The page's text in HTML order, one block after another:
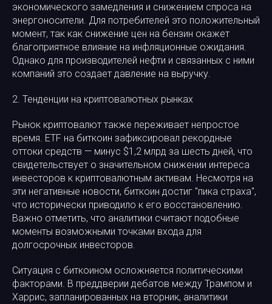
экономического замедления и снижением спроса на
энергоносители. Для потребителей это положительный
момент, так как снижение цен на бензин окажет
благоприятное влияние на инфляционные ожидания.
Однако для производителей нефти и связанных с ними
компаний это создает давление на выручку.
2. Тенденции на криптовалютных рынках
Рынок криптовалют также переживает непростое
время. ETF на биткоин зафиксировал рекордные
оттоки средств — минус $1,2 млрд за шесть дней, что
свидетельствует о значительном снижении интереса
инвесторов к криптовалютным активам. Несмотря на
эти негативные новости, биткоин достиг "пика страха",
что исторически приводило к его восстановлению.
Важно отметить, что аналитики считают подобные
моменты возможными точками входа для
долгосрочных инвесторов.
Ситуация с биткоином осложняется политическими
факторами. В преддверии дебатов между Трампом и
Харрис, запланированных на вторник, аналитики